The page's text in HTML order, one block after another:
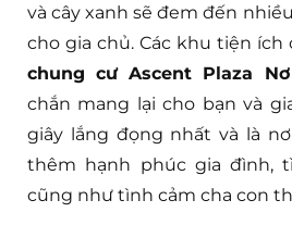
và cây xanh sẽ đem đến
cho gia chủ. Các khu tiện ích
chung cư Ascent Plaza
chắn mang lại cho bạn và
giây lắng đọng nhất và là
thêm hạnh phúc gia đình,
cũng như tình cảm cha con